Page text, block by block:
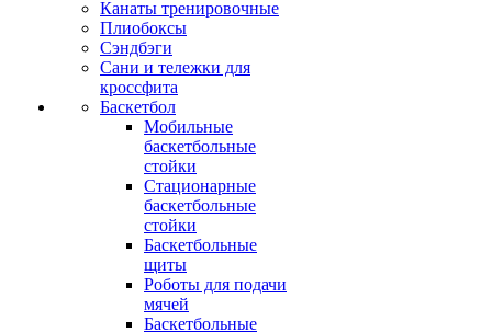
Канаты тренировочные
Плиобоксы
Сэндбэги
Сани и тележки для
кроссфита
Баскетбол
Мобильные
баскетбольные
стойки
Стационарные
баскетбольные
стойки
Баскетбольные
щиты
Роботы для подачи
мячей
Баскетбольные